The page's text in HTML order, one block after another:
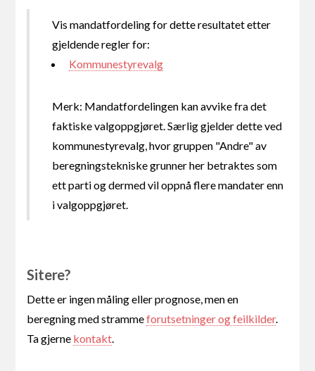
Vis mandatfordeling for dette resultatet etter
gjeldende regler for:
Kommunestyrevalg
Merk: Mandatfordelingen kan avvike fra det
faktiske valgoppgjøret. Særlig gjelder dette ved
kommunestyrevalg, hvor gruppen "Andre" av
beregningstekniske grunner her betraktes som
ett parti og dermed vil oppnå flere mandater enn
i valgoppgjøret.
Sitere?
Dette er ingen måling eller prognose, men en
beregning med strammeforutsetninger og feilkilder.
Ta gjerne kontakt.